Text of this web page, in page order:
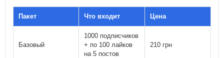
Пакет Что входит Цена
Базовый
1000 подписчиков
+ по 100 лайков
на 5 постов
210 грн